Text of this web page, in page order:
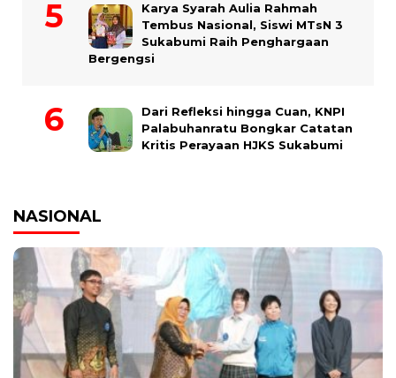
Karya Syarah Aulia Rahmah
Tembus Nasional, Siswi MTsN 3
Sukabumi Raih Penghargaan
Bergengsi
Dari Refleksi hingga Cuan, KNPI
Palabuhanratu Bongkar Catatan
Kritis Perayaan HJKS Sukabumi
NASIONAL